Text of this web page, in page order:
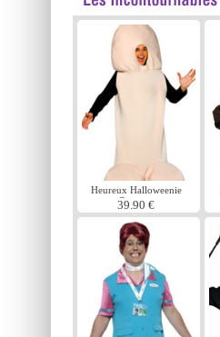
Heureux Halloweenie
Costume
39.90 €